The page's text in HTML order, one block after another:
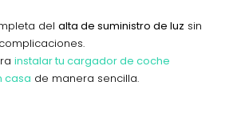
delalta de suministro de luz sin
instalar tu cargador de coche
casa de manera sencilla.